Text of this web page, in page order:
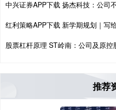
中兴证券APP下载 扬杰科技：公司
红利策略APP下载 新学期规划｜写
股票杠杆原理 ST岭南：公司及原控
推荐